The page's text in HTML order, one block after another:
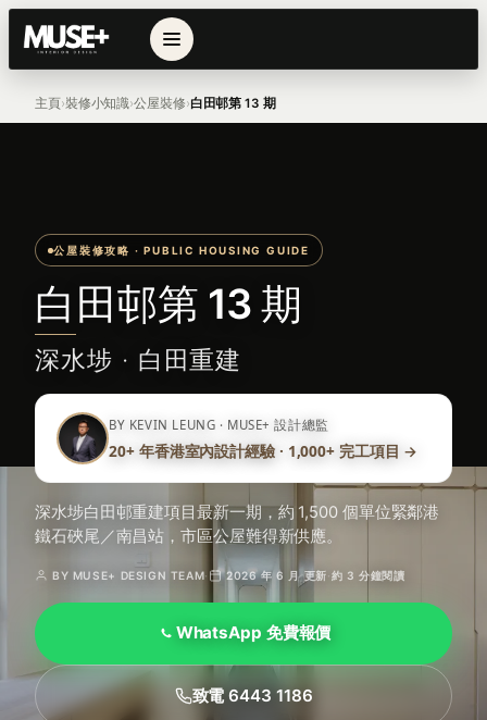
主頁 裝修小知識 公屋裝修 白田邨第 13 期
公屋裝修攻略 · PUBLIC HOUSING GUIDE
白田邨第 13 期
深水埗 · 白田重建
BY KEVIN LEUNG · MUSE+ 設計總監
20+ 年香港室內設計經驗 · 1,000+ 完工項目 →
深水埗白田邨重建項目最新一期，約 1,500 個單位緊鄰港
鐵石硤尾／南昌站，市區公屋難得新供應。
BY MUSE+ DESIGN TEAM· 2026 年 6 月 更新·約 3 分鐘閱讀
WhatsApp 免費報價
致電 6443 1186